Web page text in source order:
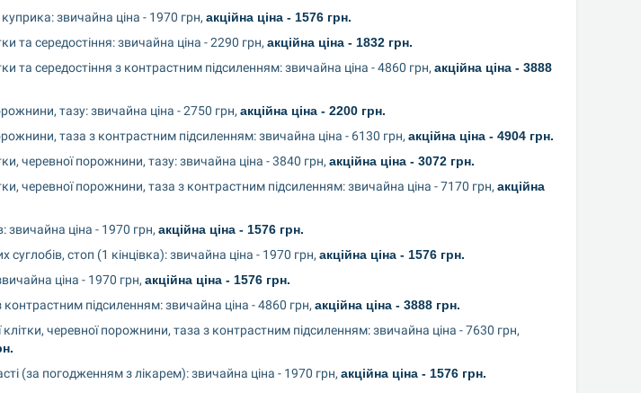
звичайна ціна - 1970 грн, акційна ціна - 1576 грн.
та середостіння: звичайна ціна - 2290 грн, акційна ціна - 1832 грн.
та середостіння з контрастним підсиленням: звичайна ціна - 4860 грн, акційна ціна - 3888
тазу: звичайна ціна - 2750 грн, акційна ціна - 2200 грн.
таза з контрастним підсиленням: звичайна ціна - 6130 грн, акційна ціна - 4904 грн.
черевної порожнини, тазу: звичайна ціна - 3840 грн, акційна ціна - 3072 грн.
черевної порожнини, таза з контрастним підсиленням: звичайна ціна - 7170 грн, акційна
звичайна ціна - 1970 грн, акційна ціна - 1576 грн.
суглобів, стоп (1 кінцівка): звичайна ціна - 1970 грн, акційна ціна - 1576 грн.
ціна - 1970 грн, акційна ціна - 1576 грн.
контрастним підсиленням: звичайна ціна - 4860 грн, акційна ціна - 3888 грн.
(за погодженням з лікарем): звичайна ціна - 1970 грн, акційна ціна - 1576 грн.